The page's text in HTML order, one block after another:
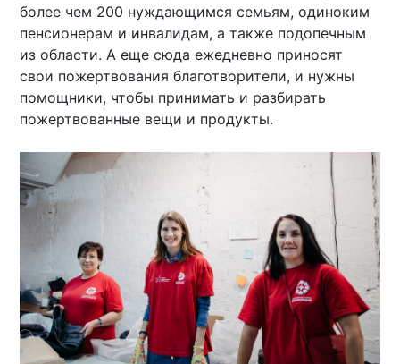
более чем 200 нуждающимся семьям, одиноким
пенсионерам и инвалидам, а также подопечным
из области. А еще сюда ежедневно приносят
свои пожертвования благотворители, и нужны
помощники, чтобы принимать и разбирать
пожертвованные вещи и продукты.